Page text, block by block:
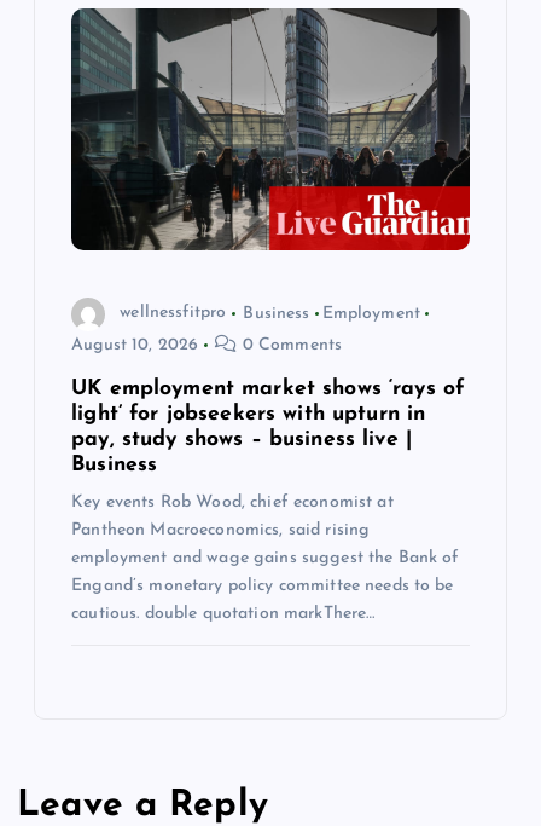
wellnessfitpro Business
Employment
August 10, 2026
0 Comments
UK employment market shows ‘rays of
light’ for jobseekers with upturn in
pay, study shows – business live |
Business
Key events Rob Wood, chief economist at
Pantheon Macroeconomics, said rising
employment and wage gains suggest the Bank of
Engand’s monetary policy committee needs to be
cautious. double quotation markThere…
Leave a Reply